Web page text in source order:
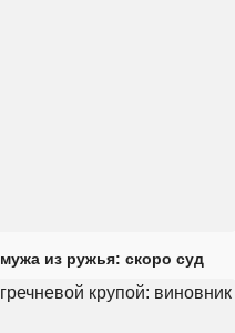
из ружья: скоро суд